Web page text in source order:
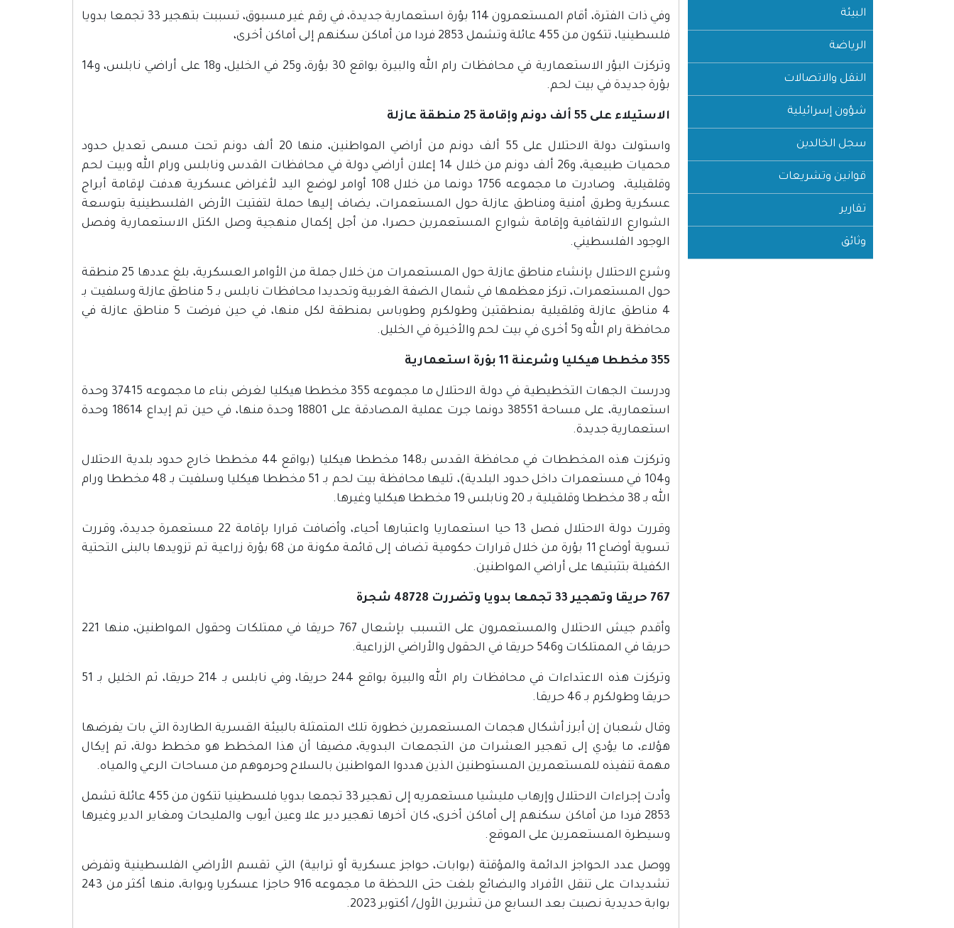
البيئة
الرياضة
النقل والاتصالات
شؤون إسرائيلية
سجل الخالدين
قوانين وتشريعات
تقارير
وثائق
وفي ذات الفترة، أقام المستعمرون 114 بؤرة استعمارية جديدة، في رقم غير مسبوق، تسببت بتهجير 33 تجمعا بدويا
فلسطينيا، تتكون من 455 عائلة وتشمل 2853 فردا من أماكن سكنهم إلى أماكن أخرى،
وتركزت البؤر الاستعمارية في محافظات رام الله والبيرة بواقع 30 بؤرة، و25 في الخليل، و18 على أراضي نابلس، و14
بؤرة جديدة في بيت لحم.
الاستيلاء على 55 ألف دونم وإقامة 25 منطقة عازلة
واستولت دولة الاحتلال على 55 ألف دونم من أراضي المواطنين، منها 20 ألف دونم تحت مسمى تعديل حدود
محميات طبيعية، و26 ألف دونم من خلال 14 إعلان أراضي دولة في محافظات القدس ونابلس ورام الله وبيت لحم
وقلقيلية، وصادرت ما مجموعه 1756 دونما من خلال 108 أوامر لوضع اليد لأغراض عسكرية هدفت لإقامة أبراج
عسكرية وطرق أمنية ومناطق عازلة حول المستعمرات، يضاف إليها حملة لتفتيت الأرض الفلسطينية بتوسعة
الشوارع الالتفافية وإقامة شوارع المستعمرين حصرا، من أجل إكمال منهجية وصل الكتل الاستعمارية وفصل
الوجود الفلسطيني.
وشرع الاحتلال بإنشاء مناطق عازلة حول المستعمرات من خلال جملة من الأوامر العسكرية، بلغ عددها 25 منطقة
حول المستعمرات، تركز معظمها في شمال الضفة الغربية وتحديدا محافظات نابلس بـ 5 مناطق عازلة وسلفيت بـ
4 مناطق عازلة وقلقيلية بمنطقتين وطولكرم وطوباس بمنطقة لكل منها، في حين فرضت 5 مناطق عازلة في
محافظة رام الله و5 أخرى في بيت لحم والأخيرة في الخليل.
355 مخططا هيكليا وشرعنة 11 بؤرة استعمارية
ودرست الجهات التخطيطية في دولة الاحتلال ما مجموعه 355 مخططا هيكليا لغرض بناء ما مجموعه 37415 وحدة
استعمارية، على مساحة 38551 دونما جرت عملية المصادقة على 18801 وحدة منها، في حين تم إيداع 18614 وحدة
استعمارية جديدة.
وتركزت هذه المخططات في محافظة القدس بـ148 مخططا هيكليا (بواقع 44 مخططا خارج حدود بلدية الاحتلال
و104 في مستعمرات داخل حدود البلدية)، تليها محافظة بيت لحم بـ 51 مخططا هيكليا وسلفيت بـ 48 مخططا ورام
الله بـ 38 مخططا وقلقيلية بـ 20 ونابلس 19 مخططا هيكليا وغيرها.
وقررت دولة الاحتلال فصل 13 حيا استعماريا واعتبارها أحياء، وأضافت قرارا بإقامة 22 مستعمرة جديدة، وقررت
تسوية أوضاع 11 بؤرة من خلال قرارات حكومية تضاف إلى قائمة مكونة من 68 بؤرة زراعية تم تزويدها بالبنى التحتية
الكفيلة بتثبتيها على أراضي المواطنين.
767 حريقا وتهجير 33 تجمعا بدويا وتضررت 48728 شجرة
وأقدم جيش الاحتلال والمستعمرون على التسبب بإشعال 767 حريقا في ممتلكات وحقول المواطنين، منها 221
حريقا في الممتلكات و546 حريقا في الحقول والأراضي الزراعية.
وتركزت هذه الاعتداءات في محافظات رام الله والبيرة بواقع 244 حريقا، وفي نابلس بـ 214 حريقا، ثم الخليل بـ 51
حريقا وطولكرم بـ 46 حريقا.
وقال شعبان إن أبرز أشكال هجمات المستعمرين خطورة تلك المتمثلة بالبيئة القسرية الطاردة التي بات يفرضها
هؤلاء، ما يؤدي إلى تهجير العشرات من التجمعات البدوية، مضيفا أن هذا المخطط هو مخطط دولة، تم إيكال
مهمة تنفيذه للمستعمرين المستوطنين الذين هددوا المواطنين بالسلاح وحرموهم من مساحات الرعي والمياه.
وأدت إجراءات الاحتلال وإرهاب مليشيا مستعمريه إلى تهجير 33 تجمعا بدويا فلسطينيا تتكون من 455 عائلة تشمل
2853 فردا من أماكن سكنهم إلى أماكن أخرى، كان آخرها تهجير دير علا وعين أيوب والمليحات ومغاير الدير وغيرها
وسيطرة المستعمرين على الموقع.
ووصل عدد الحواجز الدائمة والمؤقتة (بوابات، حواجز عسكرية أو ترابية) التي تقسم الأراضي الفلسطينية وتفرض
تشديدات على تنقل الأفراد والبضائع بلغت حتى اللحظة ما مجموعه 916 حاجزا عسكريا وبوابة، منها أكثر من 243
بوابة حديدية نصبت بعد السابع من تشرين الأول/ أكتوبر 2023.